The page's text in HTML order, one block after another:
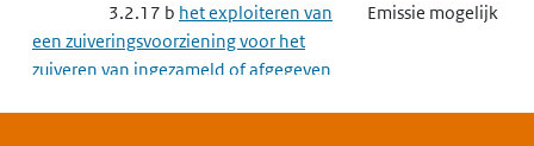
3.2.17 b het exploiteren van
een zuiveringsvoorziening voor het
zuiveren van ingezameld of afgegeven
Emissie mogelijk